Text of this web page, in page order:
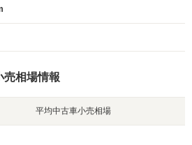
売相場情報
平均中古車小売相場